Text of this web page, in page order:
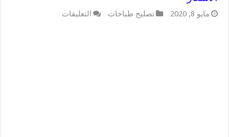
مايو 8, 2020 تصليح طباخات التعليقات